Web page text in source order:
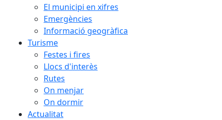
El municipi en xifres
Emergències
Informació geogràfica
Turisme
Festes i fires
Llocs d'interès
Rutes
On menjar
On dormir
Actualitat